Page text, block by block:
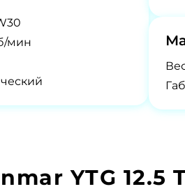
мин
YTG 12.5